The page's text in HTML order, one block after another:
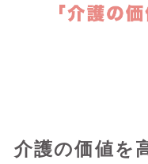
介護の価値を